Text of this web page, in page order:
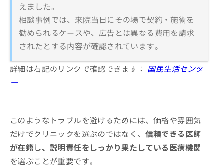
えました。
相談事例では、来院当日にその場で契約・施術を
勧められるケースや、広告とは異なる費用を請求
されたとする内容が確認されています。
詳細は右記のリンクで確認できます： 国民生活センタ
ー
このようなトラブルを避けるためには、価格や雰囲気
だけでクリニックを選ぶのではなく、 信頼できる医師
が在籍し、説明責任をしっかり果たしている医療機関
を選ぶことが重要です。